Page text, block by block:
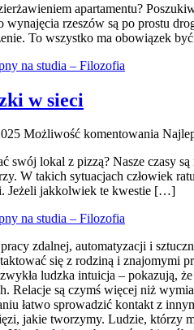
apartamentu?
rzeszów są po prostu
To wszystko ma obowiązek
na studia – Filozofia
w sieci
Możliwość komentowania
swój lokal z pizzą? Nasze czasy
W takich sytuacjach człowiek
Jeżeli jakkolwiek te kwestie […]
na studia – Filozofia
zdalnej, automatyzacji i
się z rodziną i znajomymi
ludzka intuicja – pokazują,
Relacje są czymś więcej niż
łatwo sprowadzić kontakt z
jakie tworzymy. Ludzie, którzy